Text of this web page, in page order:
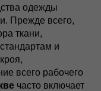
одежды
Прежде всего,
ткани,
и
всего рабочего
часто включает